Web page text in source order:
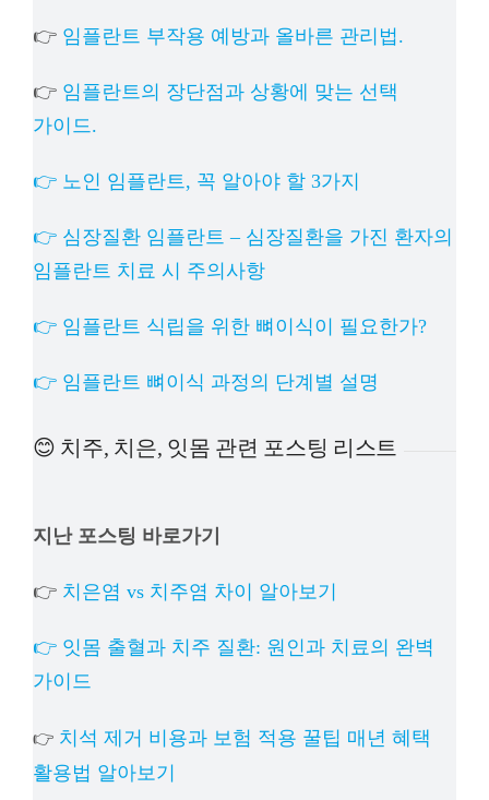
👉 임플란트 부작용 예방과 올바른 관리법.
👉 임플란트의 장단점과 상황에 맞는 선택
가이드.
👉 노인 임플란트, 꼭 알아야 할 3가지
👉 심장질환 임플란트 – 심장질환을 가진 환자의
임플란트 치료 시 주의사항
👉 임플란트 식립을 위한 뼈이식이 필요한가?
👉 임플란트 뼈이식 과정의 단계별 설명
😊 치주, 치은, 잇몸 관련 포스팅 리스트
지난 포스팅 바로가기
👉 치은염 vs 치주염 차이 알아보기
👉 잇몸 출혈과 치주 질환: 원인과 치료의 완벽
가이드
👉 치석 제거 비용과 보험 적용 꿀팁 매년 혜택
활용법 알아보기